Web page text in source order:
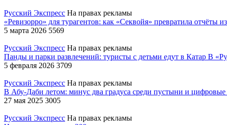
Русский Экспресс На правах рекламы
«Ревизорро» для турагентов: как «Секвойя» превратила отчёты
5 марта 2026 5569
Русский Экспресс На правах рекламы
Панды и парки развлечений: туристы с детьми едут в Катар В
5 февраля 2026 3709
Русский Экспресс На правах рекламы
В Абу-Даби летом: минус два градуса среди пустыни и
27 мая 2025 3005
Русский Экспресс На правах рекламы